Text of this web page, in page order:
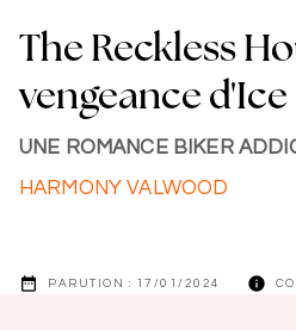
The Reckless
vengeance d'Ice
UNE ROMANCE BIKER
HARMONY VALWOOD
date_range PARUTION : 17/01/2024 info